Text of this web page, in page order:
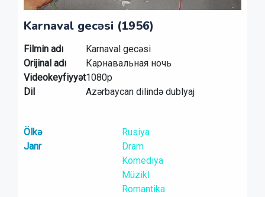
Karnaval gecəsi (1956)
Filmin adı
Karnaval gecəsi
Orijinal adı
Карнавальная ночь
Videokeyfiyyət1080p
Dil
Azərbaycan dilində dublyaj
Ölkə
Rusiya
Janr
Dram
Komediya
Müzikl
Romantika